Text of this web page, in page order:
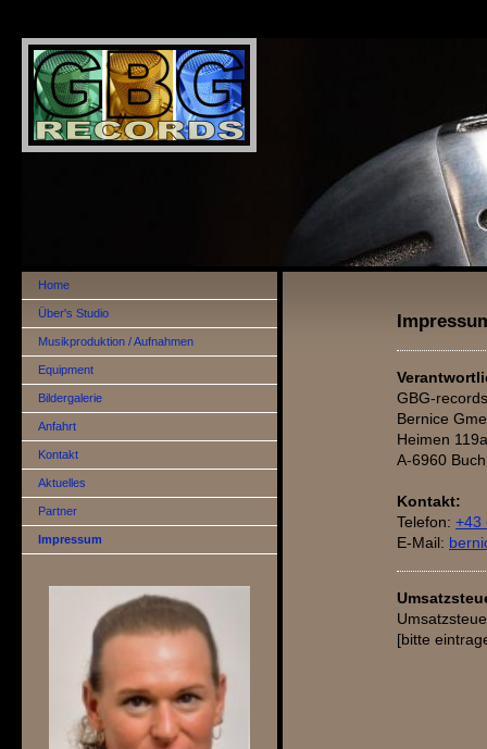
Home
Über's Studio
Musikproduktion / Aufnahmen
Equipment
Bildergalerie
Anfahrt
Kontakt
Aktuelles
Partner
Impressum
GBG-records
Bernice
Heimen 119a
A-6960 Buch
Kontakt:
Telefon: +43
E-Mail:
[bitte